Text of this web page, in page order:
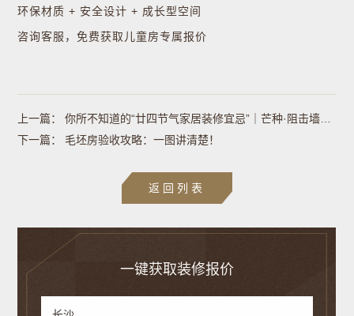
环保材质 + 安全设计 + 成长型空间
咨询客服，免费获取儿童房专属报价
上一篇：
你所不知道的“廿四节气家居装修宜忌”｜芒种·阻击墙面鼓包的“湿热炸弹”
下一篇：
毛坯房验收攻略：一图讲清楚！
返回列表
一键获取装修报价